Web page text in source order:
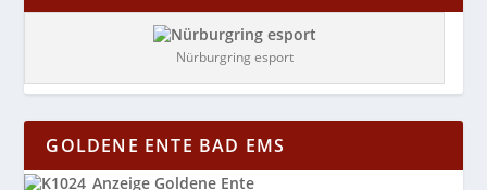
Nürburgring esport
GOLDENE ENTE BAD EMS